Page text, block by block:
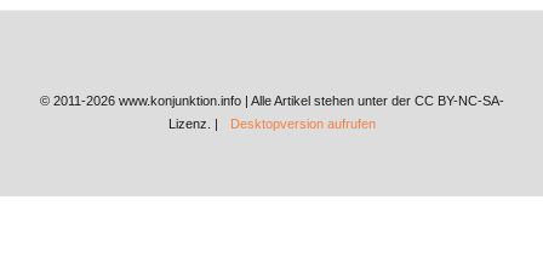
© 2011-2026 www.konjunktion.info | Alle Artikel stehen unter der CC BY-NC-SA-
Lizenz. |
Desktopversion aufrufen